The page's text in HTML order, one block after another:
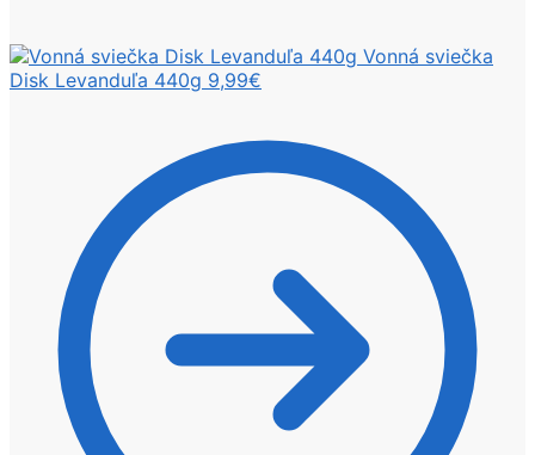
Vonná sviečka
Disk Levanduľa 440g 9,99€